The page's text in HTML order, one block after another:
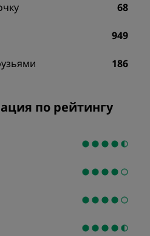
68
949
186
по рейтингу